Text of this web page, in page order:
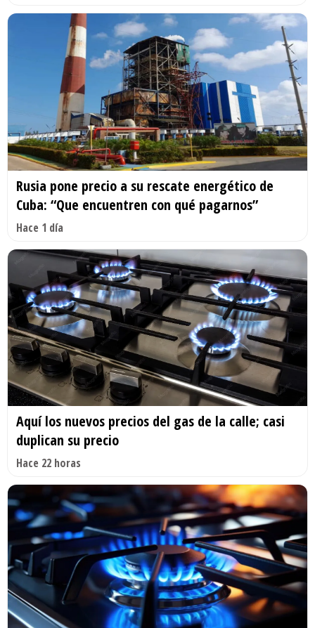
Rusia pone precio a su rescate energético de
Cuba: “Que encuentren con qué pagarnos”
Hace 1 día
Aquí los nuevos precios del gas de la calle; casi
duplican su precio
Hace 22 horas